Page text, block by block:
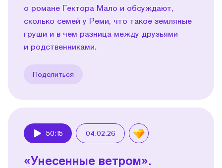
о романе Гектора Мало и обсуждают,
сколько семей у Реми, что такое земляные
груши и в чем разница между друзьями
и родственниками.
Поделиться
50:15 04.02.26
«Унесенные ветром».